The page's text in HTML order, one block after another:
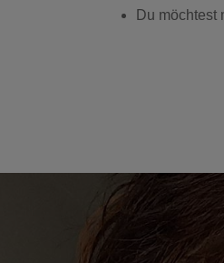
Du möchtest